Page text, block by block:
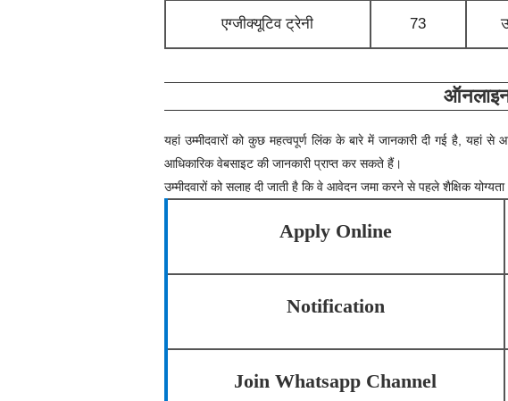
एग्जीक्यूटिव ट्रेनी 73
यहां उम्मीदवारों को कुछ महत्वपूर्ण लिंक के बारे में जानकारी दी गई है, यहां
आधिकारिक वेबसाइट की जानकारी प्राप्त कर सकते हैं।
उम्मीदवारों को सलाह दी जाती है कि वे आवेदन जमा करने से पहले शैक्षिक
Apply Online
Notification
Join Whatsapp Channel